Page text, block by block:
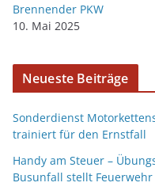
Brennender PKW
10. Mai 2025
Neueste Beiträge
Sonderdienst
trainiert für den Ernstfall
Handy am Steuer –
Busunfall stellt